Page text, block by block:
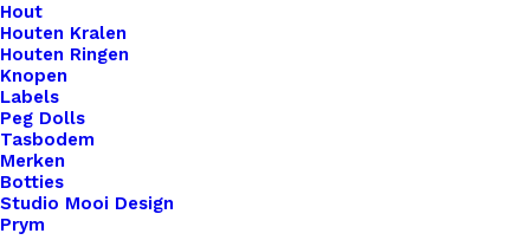
Hout
Houten Kralen
Houten Ringen
Knopen
Labels
Peg Dolls
Tasbodem
Merken
Botties
Studio Mooi Design
Prym